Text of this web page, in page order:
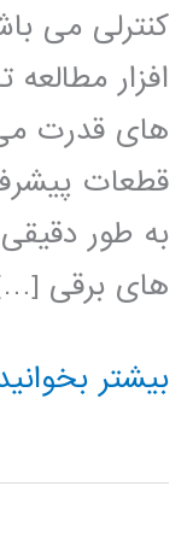
کنترلی می
افزار
های قدرت می
قطعات
به طور
های برقی
آموزش
افزار
بیشتر